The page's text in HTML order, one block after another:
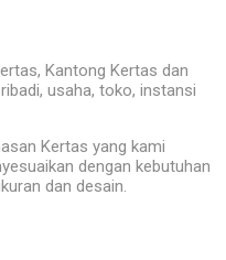
Kantong Kertas dan
usaha, toko, instansi
Kertas yang kami
dengan kebutuhan
dan desain.